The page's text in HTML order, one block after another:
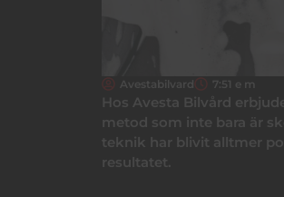
Avestabilvard 7:51 e m
Hos Avesta Bilvård
metod som inte bara är
teknik har blivit alltmer
resultatet.